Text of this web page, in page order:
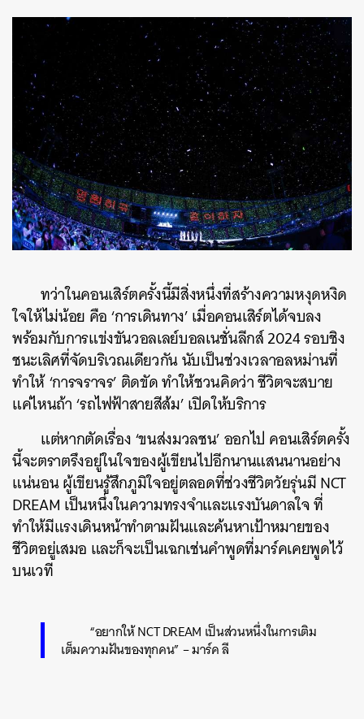
ทว่าในคอนเสิร์ตครั้งนี้มีสิ่งหนึ่งที่สร้างความหงุดหงิด
ใจให้ไม่น้อย คือ ‘การเดินทาง’ เมื่อคอนเสิร์ตได้จบลง
พร้อมกับการแข่งขันวอลเลย์บอลเนชั่นลีกส์ 2024 รอบชิง
ชนะเลิศที่จัดบริเวณเดียวกัน นับเป็นช่วงเวลาอลหม่านที่
ทำให้ ‘การจราจร’ ติดขัด ทำให้ชวนคิดว่า ชีวิตจะสบาย
แค่ไหนถ้า ‘รถไฟฟ้าสายสีส้ม’ เปิดให้บริการ
แต่หากตัดเรื่อง ‘ขนส่งมวลชน’ ออกไป คอนเสิร์ตครั้ง
นี้จะตราตรึงอยู่ในใจของผู้เขียนไปอีกนานแสนนานอย่าง
แน่นอน ผู้เขียนรู้สึกภูมิใจอยู่ตลอดที่ช่วงชีวิตวัยรุ่นมี NCT
DREAM เป็นหนึ่งในความทรงจำและแรงบันดาลใจ ที่
ทำให้มีแรงเดินหน้าทำตามฝันและค้นหาเป้าหมายของ
ชีวิตอยู่เสมอ และก็จะเป็นเฉกเช่นคำพูดที่มาร์คเคยพูดไว้
บนเวที
“อยากให้ NCT DREAM เป็นส่วนหนึ่งในการเติม
เต็มความฝันของทุกคน” – มาร์ค ลี